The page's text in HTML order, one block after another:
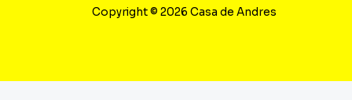
Copyright © 2026 Casa de Andres